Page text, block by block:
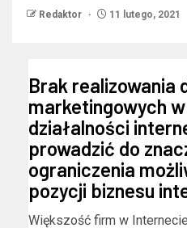
Redaktor 11 lutego, 2021
Brak realizowania
marketingowych
działalności
prowadzić do
ograniczenia
pozycji biznesu
Większość firm w